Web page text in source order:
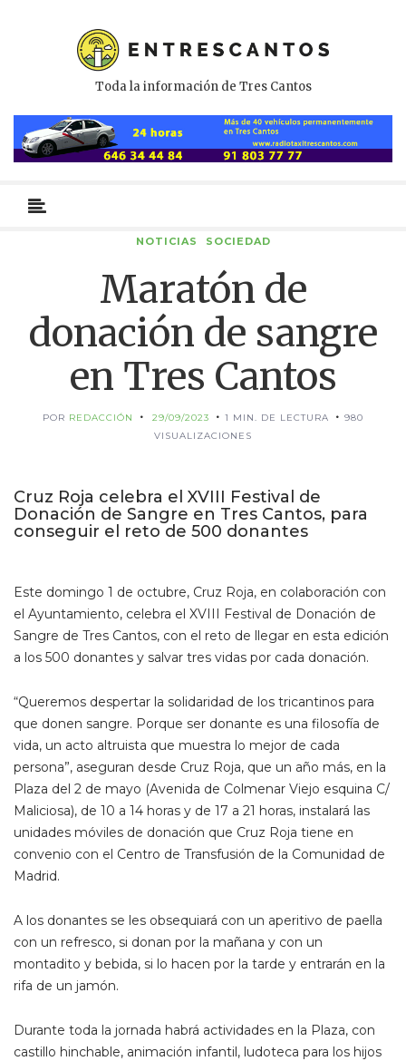
Toda la información de Tres Cantos
primario
NOTICIAS SOCIEDAD
Maratón de
donación de sangre
en Tres Cantos
POR REDACCIÓN 29/09/2023 1 MIN. DE LECTURA
980
VISUALIZACIONES
Cruz Roja celebra el XVIII Festival de
Donación de Sangre en Tres Cantos, para
conseguir el reto de 500 donantes
Este domingo 1 de octubre, Cruz Roja, en colaboración con
el Ayuntamiento, celebra el XVIII Festival de Donación de
Sangre de Tres Cantos, con el reto de llegar en esta edición
a los 500 donantes y salvar tres vidas por cada donación.
“Queremos despertar la solidaridad de los tricantinos para
que donen sangre. Porque ser donante es una filosofía de
vida, un acto altruista que muestra lo mejor de cada
persona”, aseguran desde Cruz Roja, que un año más, en la
Plaza del 2 de mayo (Avenida de Colmenar Viejo esquina C/
Maliciosa), de 10 a 14 horas y de 17 a 21 horas, instalará las
unidades móviles de donación que Cruz Roja tiene en
convenio con el Centro de Transfusión de la Comunidad de
Madrid.
A los donantes se les obsequiará con un aperitivo de paella
con un refresco, si donan por la mañana y con un
montadito y bebida, si lo hacen por la tarde y entrarán en la
rifa de un jamón.
Durante toda la jornada habrá actividades en la Plaza, con
castillo hinchable, animación infantil, ludoteca para los hijos